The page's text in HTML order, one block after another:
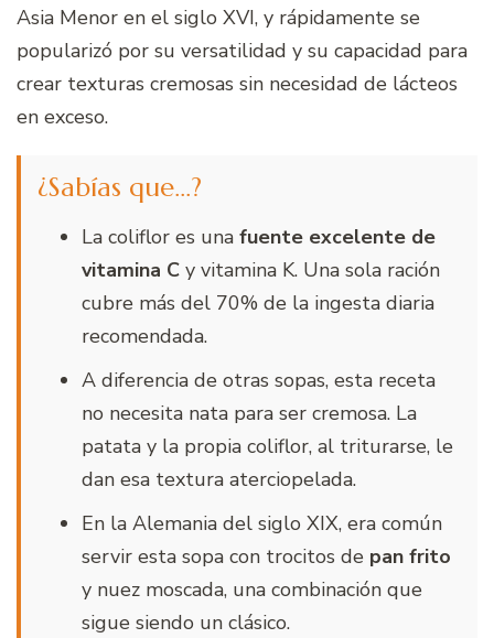
Asia Menor en el siglo XVI, y rápidamente se
popularizó por su versatilidad y su capacidad para
crear texturas cremosas sin necesidad de lácteos
en exceso.
¿Sabías que…?
La coliflor es una fuente excelente de
vitamina C y vitamina K. Una sola ración
cubre más del 70% de la ingesta diaria
recomendada.
A diferencia de otras sopas, esta receta
no necesita nata para ser cremosa. La
patata y la propia coliflor, al triturarse, le
dan esa textura aterciopelada.
En la Alemania del siglo XIX, era común
servir esta sopa con trocitos de pan frito
y nuez moscada, una combinación que
sigue siendo un clásico.